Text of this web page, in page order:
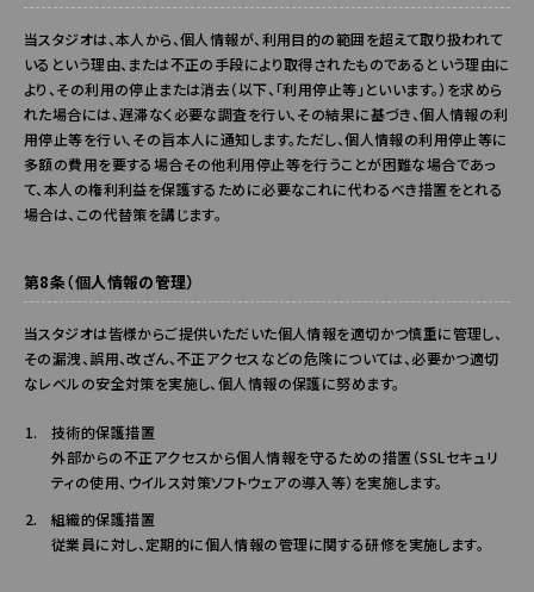
当スタジオは、本人から、個人情報が、利用目的の範囲を超えて取り扱われて
いるという理由、または不正の手段により取得されたものであるという理由に
より、その利用の停止または消去（以下、「利用停止等」といいます。）を求めら
れた場合には、遅滞なく必要な調査を行い、その結果に基づき、個人情報の利
用停止等を行い、その旨本人に通知します。ただし、個人情報の利用停止等に
多額の費用を要する場合その他利用停止等を行うことが困難な場合であっ
て、本人の権利利益を保護するために必要なこれに代わるべき措置をとれる
場合は、この代替策を講じます。
第8条（個人情報の管理）
当スタジオは皆様からご提供いただいた個人情報を適切かつ慎重に管理し、
その漏洩、誤用、改ざん、不正アクセスなどの危険については、必要かつ適切
なレベルの安全対策を実施し、個人情報の保護に努めます。
技術的保護措置
外部からの不正アクセスから個人情報を守るための措置（SSLセキュリ
ティの使用、ウイルス対策ソフトウェアの導入等）を実施します。
組織的保護措置
従業員に対し、定期的に個人情報の管理に関する研修を実施します。